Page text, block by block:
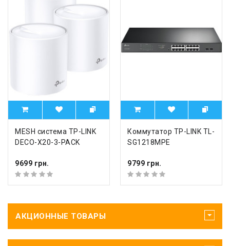
MESH система TP-LINK
DECO-X20-3-PACK
9699 грн.
Коммутатор TP-LINK TL-
SG1218MPE
9799 грн.
АКЦИОННЫЕ ТОВАРЫ